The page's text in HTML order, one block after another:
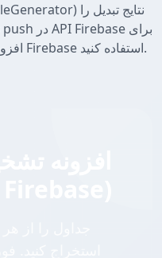
افزودن به فهرست داده‌ها در پایگاه داده Firebase استفاده کنید.